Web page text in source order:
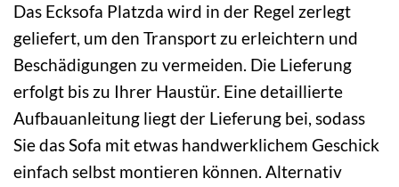
Das Ecksofa Platzda wird in der Regel zerlegt
geliefert, um den Transport zu erleichtern und
Beschädigungen zu vermeiden. Die Lieferung
erfolgt bis zu Ihrer Haustür. Eine detaillierte
Aufbauanleitung liegt der Lieferung bei, sodass
Sie das Sofa mit etwas handwerklichem Geschick
einfach selbst montieren können. Alternativ